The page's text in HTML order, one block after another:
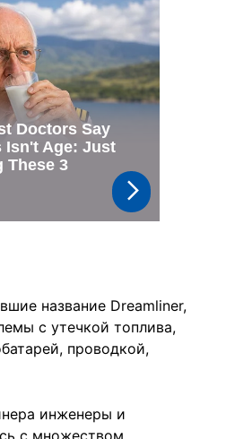
название Dreamliner,
с утечкой топлива,
проводкой,
инженеры и
с множеством